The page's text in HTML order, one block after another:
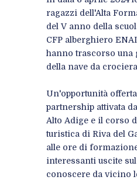
ragazzi dell'Alta
del V anno della
CFP alberghiero
hanno trascorso una
della nave da
Un'opportunità
partnership attivata
Alto Adige e il corso
turistica di Riva del
alle ore di
interessanti uscite
conoscere da vicino